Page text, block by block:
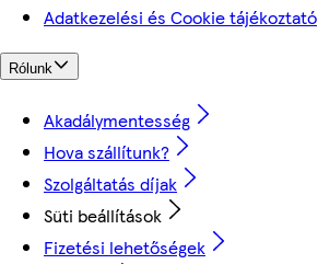
Adatkezelési és Cookie tájékoztató
Rólunk
Akadálymentesség
Hova szállítunk?
Szolgáltatás díjak
Süti beállítások
Fizetési lehetőségek